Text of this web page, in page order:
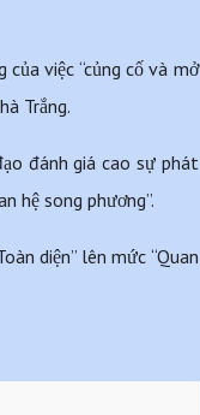
việc “củng cố và mở
Trắng.
đánh giá cao sự phát
hệ song phương”.
diện” lên mức “Quan